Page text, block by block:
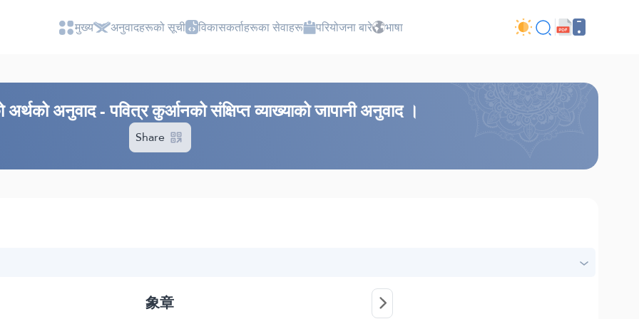
मुख्य अनुवादहरूको सूची विकासकर्ताहरूका सेवाहरू परियोजना बारे भाषा
अनुवाद - पवित्र कुर्आनको संक्षिप्त व्याख्याको जापानी अनुवाद ।
Share
象章